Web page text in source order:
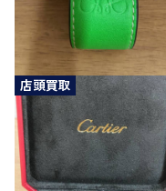
店頭買取